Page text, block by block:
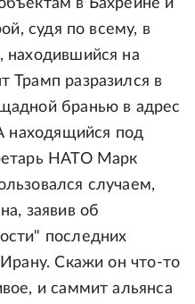
в Бахрейне и
судя по всему, в
на
Трамп разразился в
бранью в адрес
находящийся под
НАТО Марк
случаем,
заявив об
последних
Скажи он что-то
и саммит альянса